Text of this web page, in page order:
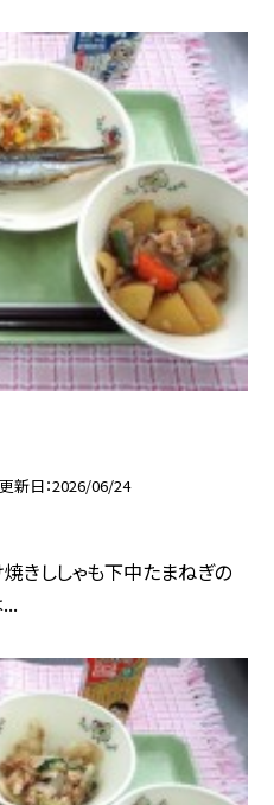
更新日 2026/06/24
焼きししゃも下中たまねぎの